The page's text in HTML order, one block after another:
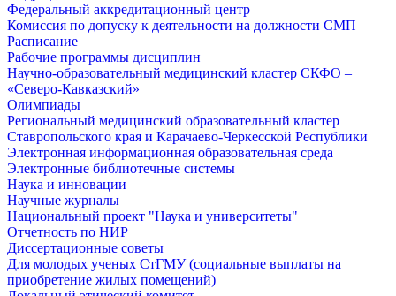
Федеральный аккредитационный центр
Комиссия по допуску к деятельности на должности СМП
Расписание
Рабочие программы дисциплин
Научно-образовательный медицинский кластер СКФО –
«Северо-Кавказский»
Олимпиады
Региональный медицинский образовательный кластер
Ставропольского края и Карачаево-Черкесской Республики
Электронная информационная образовательная среда
Электронные библиотечные системы
Наука и инновации
Научные журналы
Национальный проект "Наука и университеты"
Отчетность по НИР
Диссертационные советы
Для молодых ученых СтГМУ (социальные выплаты на
приобретение жилых помещений)